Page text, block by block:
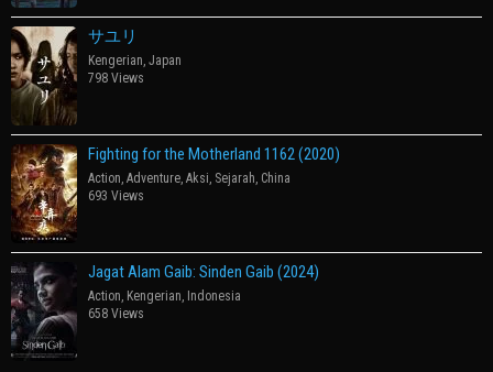
サユリ
Kengerian, Japan
798 Views
Fighting for the Motherland 1162 (2020)
Action, Adventure, Aksi, Sejarah, China
693 Views
Jagat Alam Gaib: Sinden Gaib (2024)
Action, Kengerian, Indonesia
658 Views